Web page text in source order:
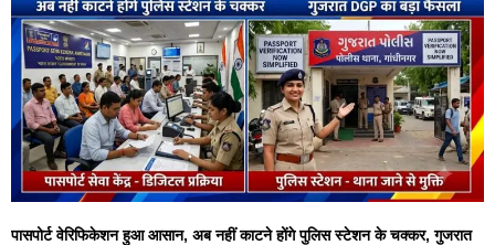
पासपोर्ट वेरिफिकेशन हुआ आसान, अब नहीं काटने होंगे पुलिस स्टेशन के चक्कर, गुजरात